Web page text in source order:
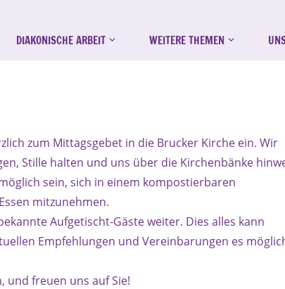
DIAKONISCHE ARBEIT WEITERE THEMEN
zum Mittagsgebet in die Brucker Kirche ein. Wir
Stille halten und uns über die Kirchenbänke
sein, sich in einem kompostierbaren
mitzunehmen.
Aufgetischt-Gäste weiter. Dies alles kann
Empfehlungen und Vereinbarungen es
und freuen uns auf Sie!